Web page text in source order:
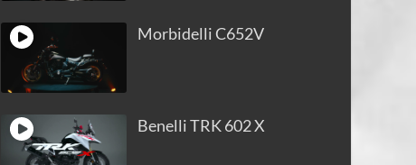
Morbidelli C652V
Benelli TRK 602 X